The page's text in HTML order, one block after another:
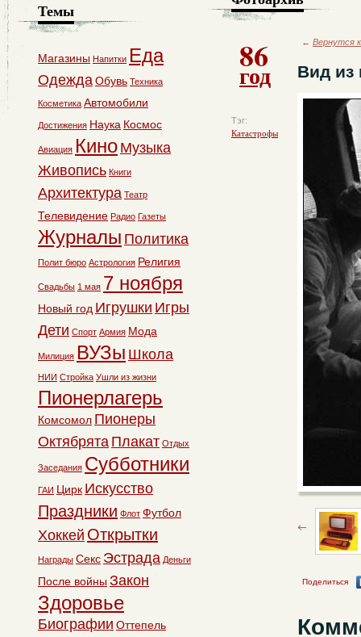
86
год
Тэг:
Катастрофы
← Вернутся
Вид из
Поделиться
Темы
Магазины Напитки Еда
ОдеждаОбувь Техника
Косметика Автомобили
Достижения Наука Космос
Авиация Кино Музыка
Живопись Книги
Архитектура Театр
Телевидение Радио Газеты
Журналы Политика
Полит бюро Астрология Религия
Свадьбы 1 мая 7 ноября
Новый год Игрушки Игры
Дети Спорт Армия Мода
Милиция ВУЗы Школа
НИИ Стройка Ушли из жизни
Пионерлагерь
Комсомол Пионеры
Октябрята Плакат Отдых
Заседания Субботники
ГАИ Цирк Искусство
Праздники Флот Футбол
Хоккей Открытки
Награды Секс Эстрада Деньги
После войны Закон
Здоровье
Биографии Оттепель